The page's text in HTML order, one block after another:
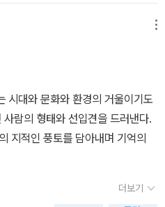
면서 새로운 기억의 은유들이 빠
품에서는 풍경이나 거대한 미궁으
로, 시 구절에서는 깊은 바다로, 뇌
, 시각기억 이론에서는 사진기의
트는 고대의 밀랍판 비유를 연상시
사용해, 기억의 흔적이 표면상으로
아 있다고 했다. ‘신비스런 글쓰기
로, 아랫부분에 밀랍층이 있고 그
이 위에 나타나고 종이를 걷어내
가설에 신빙성을 부여하기 위해 발
했다. 훅의 주장은 이러한 인광
어둠 속에서 발하는 능력이 있는
, 다시 말해 시각기억의 물리적 흔
는 것이었다.
시대와 문화와 환경의 거울이기도
람의 형태와 선입견을 드러낸다.
지적인 풍토를 담아내며 기억의
더보기